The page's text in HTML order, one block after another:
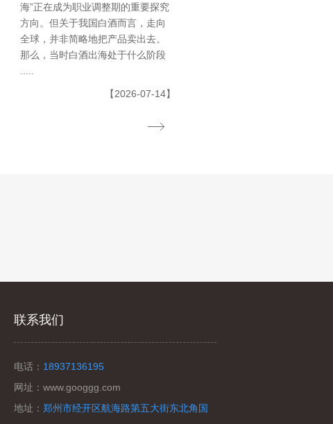
海”正在成为职业调整期的重要探究
方向。但关于我国白酒而言，走向
全球，并非简略地把产品卖出去。
那么，当时白酒出海处于什么阶段
【2026-07-14】
联系我们
电话： 18937136195
网址：www.googgg.com
地址：郑州市经开区航海路第五大街东北角国